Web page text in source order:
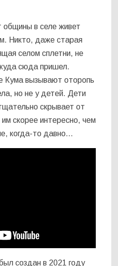
общины в селе живет
Никто, даже старая
селом сплетни, не
сюда пришел.
Кума вызывают оторопь
но не у детей. Дети
скрывает от
скорее интересно, чем
когда-то давно…
создан в 2021 году